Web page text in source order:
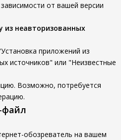
от вашей версии
из неавторизованных
приложений из
источников" или "Неизвестные
Возможно, потребуется
файл
обозреватель на вашем